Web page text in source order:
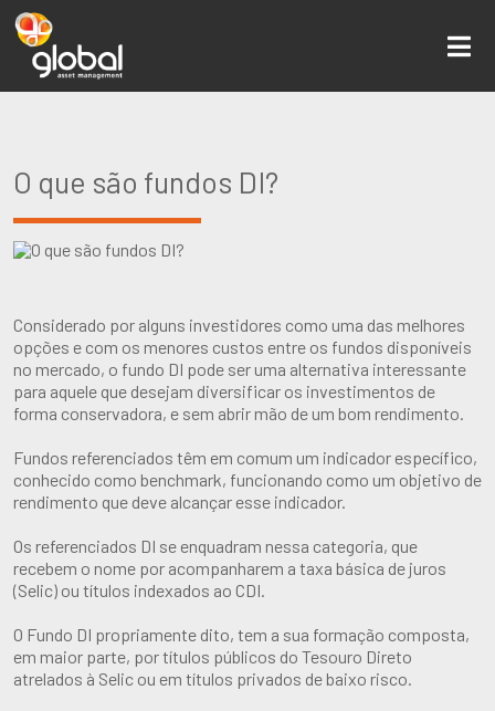
O que são fundos DI?
Considerado por alguns investidores como uma das melhores
opções e com os menores custos entre os fundos disponíveis
no mercado, o fundo DI pode ser uma alternativa interessante
para aquele que desejam diversificar os investimentos de
forma conservadora, e sem abrir mão de um bom rendimento.
Fundos referenciados têm em comum um indicador específico,
conhecido como benchmark, funcionando como um objetivo de
rendimento que deve alcançar esse indicador.
Os referenciados DI se enquadram nessa categoria, que
recebem o nome por acompanharem a taxa básica de juros
(Selic) ou títulos indexados ao CDI.
O Fundo DI propriamente dito, tem a sua formação composta,
em maior parte, por títulos públicos do Tesouro Direto
atrelados à Selic ou em títulos privados de baixo risco.